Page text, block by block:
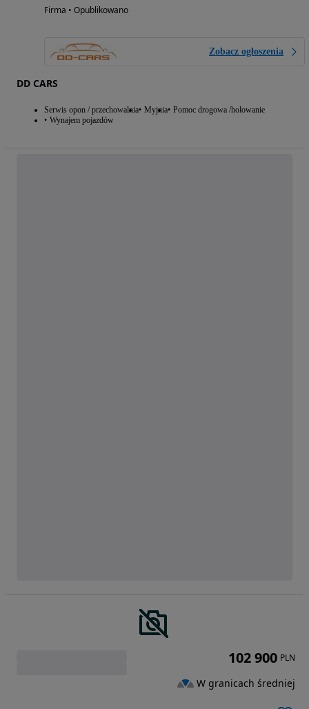
Firma • Opublikowano
Zobacz ogłoszenia
DD CARS
Serwis opon / przechowalnia Myjnia Pomoc drogowa /holowanie
Wynajem pojazdów
102 900 PLN
W granicach średniej